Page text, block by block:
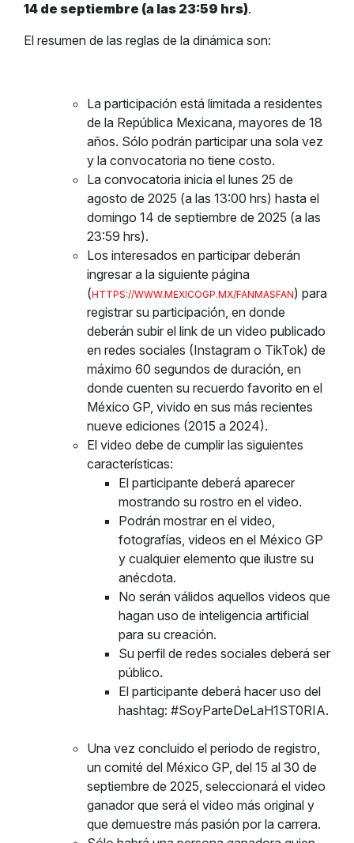
14 de septiembre (a las 23:59 hrs).
El resumen de las reglas de la dinámica son:
La participación está limitada a residentes
de la República Mexicana, mayores de 18
años. Sólo podrán participar una sola vez
y la convocatoria no tiene costo.
La convocatoria inicia el lunes 25 de
agosto de 2025 (a las 13:00 hrs) hasta el
domingo 14 de septiembre de 2025 (a las
23:59 hrs).
Los interesados en participar deberán
ingresar a la siguiente página
(HTTPS://WWW.MEXICOGP.MX/FANMASFAN) para
registrar su participación, en donde
deberán subir el link de un video publicado
en redes sociales (Instagram o TikTok) de
máximo 60 segundos de duración, en
donde cuenten su recuerdo favorito en el
México GP, vivido en sus más recientes
nueve ediciones (2015 a 2024).
El video debe de cumplir las siguientes
características:
El participante deberá aparecer
mostrando su rostro en el video.
Podrán mostrar en el video,
fotografías, videos en el México GP
y cualquier elemento que ilustre su
anécdota.
No serán válidos aquellos videos que
hagan uso de inteligencia artificial
para su creación.
Su perfil de redes sociales deberá ser
público.
El participante deberá hacer uso del
hashtag: #SoyParteDeLaH1ST0RIA.
Una vez concluido el periodo de registro,
un comité del México GP, del 15 al 30 de
septiembre de 2025, seleccionará el video
ganador que será el video más original y
que demuestre más pasión por la carrera.